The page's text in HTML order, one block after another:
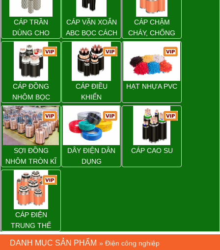
CÁP TRẦN
DÙNG CHO
ĐƯỜNG DÂY
TẢI ĐIỆN TRÊN
KHÔNG
CÁP VẶN XOẮN
ABC BỌC CÁCH
ĐIỆN XLPE
CÁP CHẬM
CHÁY, CHỐNG
CHÁY
CÁP ĐỒNG
NHÔM BỌC
CÁP ĐIỀU
KHIỂN
HẠT NHỰA PVC
SỢI ĐỒNG
NHÔM TRÒN KĨ
THUẬT ĐIỆN
DÂY ĐIỆN DÂN
DỤNG
CÁP CAO SU
CÁP ĐIỆN
TRUNG THẾ
DANH MỤC SẢN PHẨM » Điện công nghiệp